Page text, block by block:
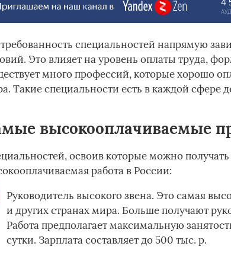
специальностей напрямую
Это влияет на уровень оплаты труда,
много профессий, которые хорошо
Такие специальности есть в каждой сфере
высокооплачиваемые
освоив которые можно
работа в России:
Руководитель высокого звена. Это самая
и других странах мира. Больше получают
Работа предполагает максимальную
сутки. Зарплата составляет до 500 тыс. р.